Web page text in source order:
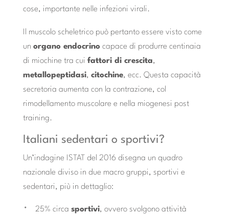
cose, importante nelle infezioni virali.
Il muscolo scheletrico può pertanto essere visto come
un organo endocrino capace di produrre centinaia
di miochine tra cui fattori di crescita,
metallopeptidasi, citochine, ecc. Questa capacità
secretoria aumenta con la contrazione, col
rimodellamento muscolare e nella miogenesi post
training.
Italiani sedentari o sportivi?
Un’indagine ISTAT del 2016 disegna un quadro
nazionale diviso in due macro gruppi, sportivi e
sedentari, più in dettaglio:
25% circa sportivi, ovvero svolgono attività